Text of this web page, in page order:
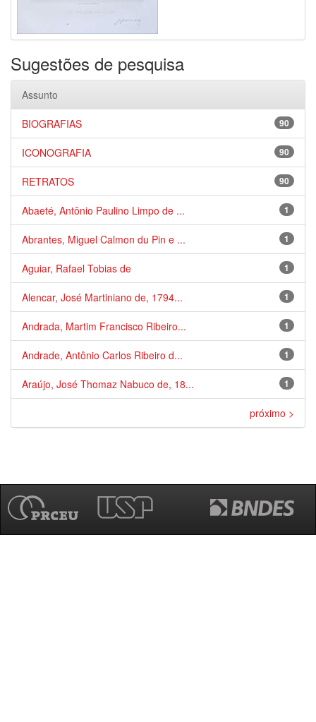
Sugestões de pesquisa
Assunto
90
BIOGRAFIAS
90
ICONOGRAFIA
90
RETRATOS
1
Abaeté, Antônio Paulino Limpo de ...
1
Abrantes, Miguel Calmon du Pin e ...
1
Aguiar, Rafael Tobias de
1
Alencar, José Martiniano de, 1794...
1
Andrada, Martim Francisco Ribeiro...
1
Andrade, Antônio Carlos Ribeiro d...
1
Araújo, José Thomaz Nabuco de, 18...
próximo >